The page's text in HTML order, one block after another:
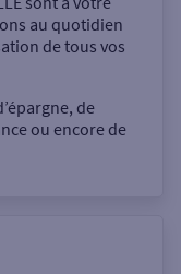
au quotidien
de tous vos
de
ou encore de